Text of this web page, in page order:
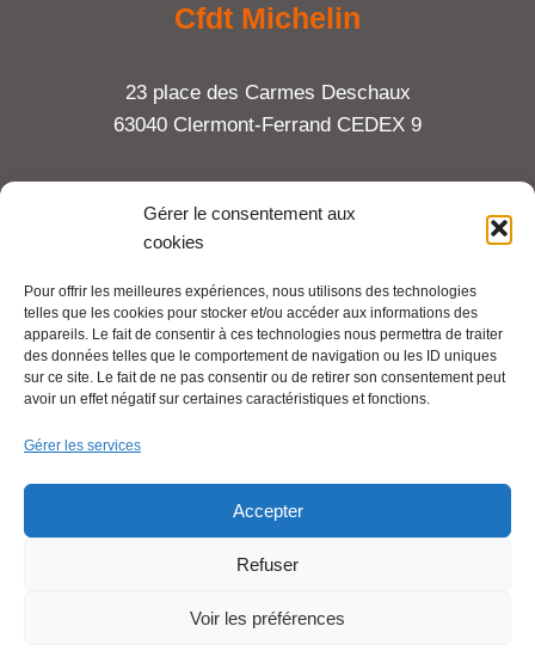
Gérer le consentement aux
cookies
Pour offrir les meilleures expériences, nous utilisons des technologies
telles que les cookies pour stocker et/ou accéder aux informations des
appareils. Le fait de consentir à ces technologies nous permettra de traiter
des données telles que le comportement de navigation ou les ID uniques
sur ce site. Le fait de ne pas consentir ou de retirer son consentement peut
avoir un effet négatif sur certaines caractéristiques et fonctions.
Gérer les services
Accepter
Refuser
Voir les préférences
Cfdt Michelin
23 place des Carmes Deschaux
63040 Clermont-Ferrand CEDEX 9
Tel : 06 65 27 23 81
Mentions légales
Pour aller plus loin :
Se syndiquer en ligne
Nous contacter
Liens utiles